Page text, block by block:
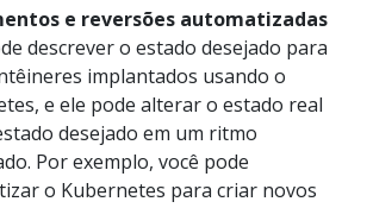
e reversões automatizadas
descrever o estado desejado para
implantados usando o
e ele pode alterar o estado real
desejado em um ritmo
Por exemplo, você pode
o Kubernetes para criar novos